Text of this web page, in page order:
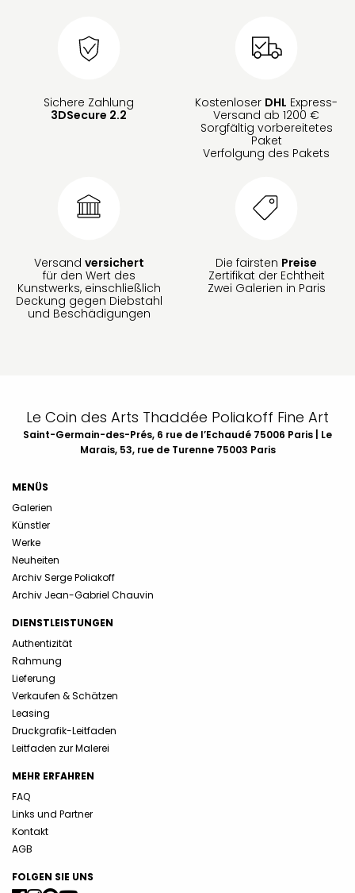
Sichere Zahlung
3DSecure 2.2
Kostenloser DHL Express-
Versand ab 1200 €
Sorgfältig vorbereitetes
Paket
Verfolgung des Pakets
Versand versichert
für den Wert des
Kunstwerks, einschließlich
Deckung gegen Diebstahl
und Beschädigungen
Die fairsten Preise
Zertifikat der Echtheit
Zwei Galerien in Paris
Le Coin des Arts Thaddée Poliakoff Fine Art
Saint-Germain-des-Prés, 6 rue de l’Echaudé 75006 Paris | Le
Marais, 53, rue de Turenne 75003 Paris
MENÜS
Galerien
Künstler
Werke
Neuheiten
Archiv Serge Poliakoff
Archiv Jean-Gabriel Chauvin
DIENSTLEISTUNGEN
Authentizität
Rahmung
Lieferung
Verkaufen & Schätzen
Leasing
Druckgrafik-Leitfaden
Leitfaden zur Malerei
MEHR ERFAHREN
FAQ
Links und Partner
Kontakt
AGB
FOLGEN SIE UNS